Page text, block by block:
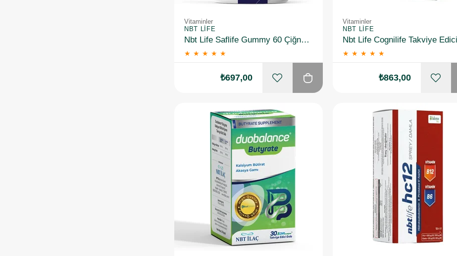
Vitaminler
NBT LIFE
Nbt Life Saflife Gummy 60 Çiğnenebilir Form
★ ★ ★ ★ ★
₺697,00
Vitaminler
NBT LIFE
★ ★ ★ ★ ★
₺863,00